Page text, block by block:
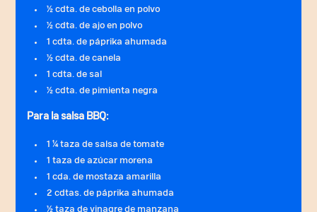
½ cdta. de cebolla en polvo
½ cdta. de ajo en polvo
1 cdta. de páprika ahumada
½ cdta. de canela
1 cdta. de sal
½ cdta. de pimienta negra
Para la salsa BBQ:
1 ¼ taza de salsa de tomate
1 taza de azúcar morena
1 cda. de mostaza amarilla
2 cdtas. de páprika ahumada
½ taza de vinagre de manzana